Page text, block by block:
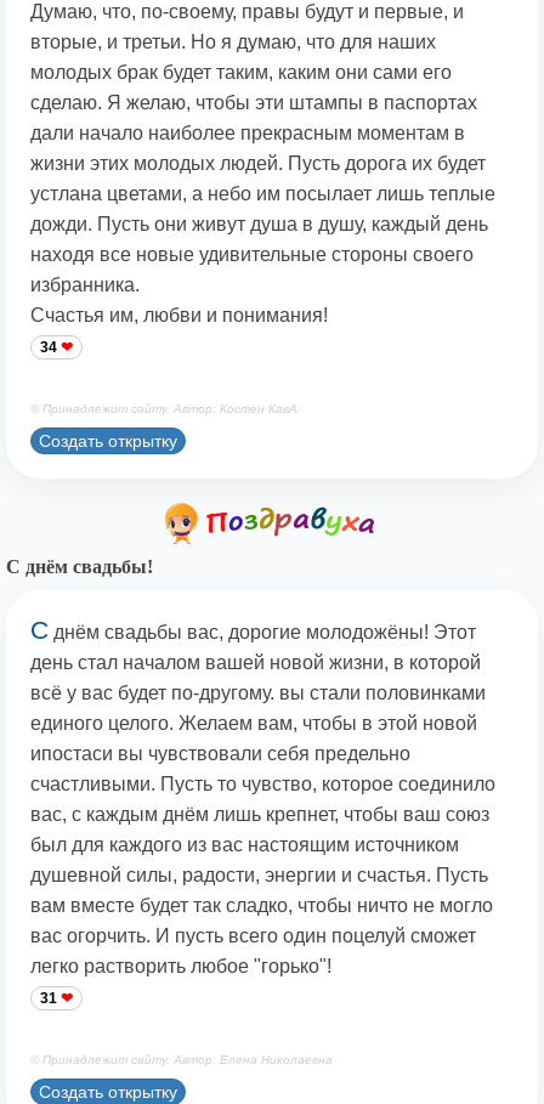
Думаю, что, по-своему, правы будут и первые, и
вторые, и третьи. Но я думаю, что для наших
молодых брак будет таким, каким они сами его
сделаю. Я желаю, чтобы эти штампы в паспортах
дали начало наиболее прекрасным моментам в
жизни этих молодых людей. Пусть дорога их будет
устлана цветами, а небо им посылает лишь теплые
дожди. Пусть они живут душа в душу, каждый день
находя все новые удивительные стороны своего
избранника.
Счастья им, любви и понимания!
34
© Принадлежит сайту. Автор: Костен КавА
Создать открытку
С днём свадьбы!
С днём свадьбы вас, дорогие молодожёны! Этот
день стал началом вашей новой жизни, в которой
всё у вас будет по-другому. вы стали половинками
единого целого. Желаем вам, чтобы в этой новой
ипостаси вы чувствовали себя предельно
счастливыми. Пусть то чувство, которое соединило
вас, с каждым днём лишь крепнет, чтобы ваш союз
был для каждого из вас настоящим источником
душевной силы, радости, энергии и счастья. Пусть
вам вместе будет так сладко, чтобы ничто не могло
вас огорчить. И пусть всего один поцелуй сможет
легко растворить любое "горько"!
31
© Принадлежит сайту. Автор: Елена Николаевна
Создать открытку